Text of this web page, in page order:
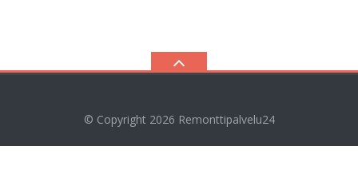
© Copyright 2026 Remonttipalvelu24